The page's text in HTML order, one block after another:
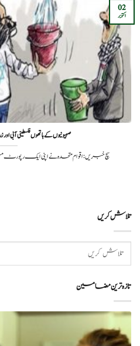
صہیونیوں کے ہاتھوں فلسطینی
سچ خبریں:اقوام متحدہ نے اپنی ایک
02
اکتوبر
تلاش کریں
تازہ ترین مضامین